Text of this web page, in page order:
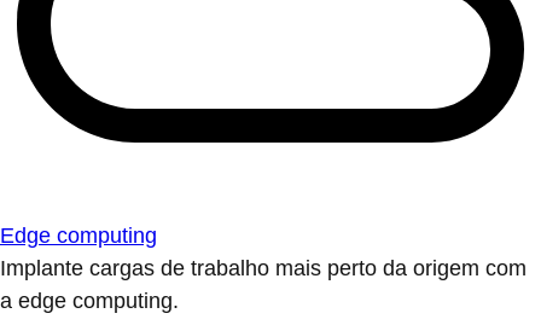
Edge computing
Implante cargas de trabalho mais perto da origem com
a edge computing.